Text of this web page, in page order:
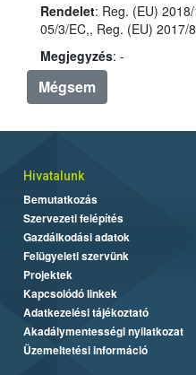
Rendelet: Reg. (EU)
05/3/EC,, Reg. (EU) 2017/
Megjegyzés: -
Mégsem
Hivatalunk
Bemutatkozás
Szervezeti felépítés
Gazdálkodási adatok
Felügyeleti szervünk
Projektek
Kapcsolódó linkek
Adatkezelési tájékoztató
Akadálymentességi nyilatkozat
Üzemeltetési információ